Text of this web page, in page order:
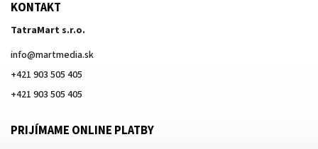
KONTAKT
TatraMart s.r.o.
info@martmedia.sk
+421 903 505 405
+421 903 505 405
PRIJÍMAME ONLINE PLATBY